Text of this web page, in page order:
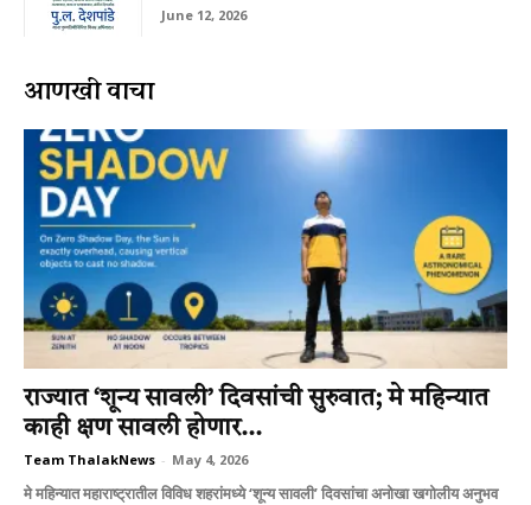
June 12, 2026
आणखी वाचा
राज्यात ‘शून्य सावली’ दिवसांची सुरुवात; मे महिन्यात
काही क्षण सावली होणार...
Team ThalakNews - May 4, 2026
मे महिन्यात महाराष्ट्रातील विविध शहरांमध्ये ‘शून्य सावली’ दिवसांचा अनोखा खगोलीय अनुभव